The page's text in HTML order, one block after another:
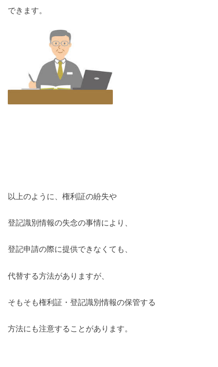
できます。
以上のように、権利証の紛失や
登記識別情報の失念の事情により、
登記申請の際に提供できなくても、
代替する方法がありますが、
そもそも権利証・登記識別情報の保管する
方法にも注意することがあります。